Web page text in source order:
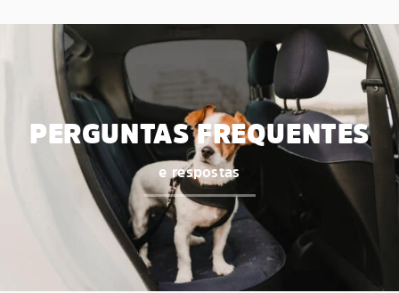
PERGUNTAS FREQUENTES
e respostas